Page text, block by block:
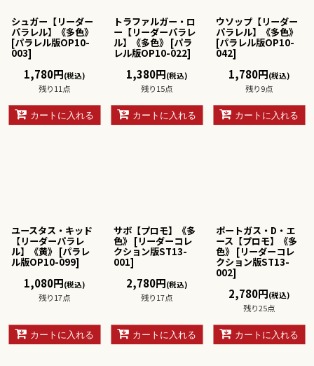
シュガー【リーダー
パラレル】《多色》
[パラレル版OP10-
003]
1,780円(税込)
残り11点
カートに入れる
トラファルガー・ロ
ー【リーダーパラレ
ル】《多色》 [パラ
レル版OP10-022]
1,380円(税込)
残り15点
カートに入れる
ウソップ【リーダー
パラレル】《多色》
[パラレル版OP10-
042]
1,780円(税込)
残り9点
カートに入れる
ユースタス・キッド
【リーダーパラレ
ル】《黄》 [パラレ
ル版OP10-099]
1,080円(税込)
残り17点
カートに入れる
サボ【プロモ】《多
色》 [リーダーコレ
クション版ST13-
001]
2,780円(税込)
残り17点
カートに入れる
ポートガス・D・エ
ース【プロモ】《多
色》 [リーダーコレ
クション版ST13-
002]
2,780円(税込)
残り25点
カートに入れる